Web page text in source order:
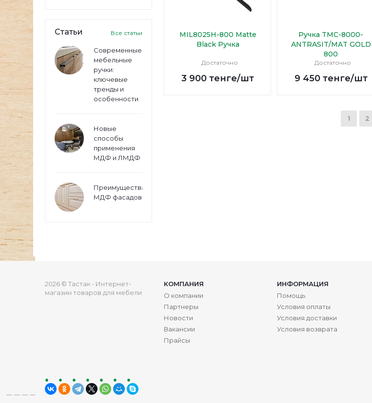
Статьи Все статьи
Современные
мебельные
ручки:
ключевые
тренды и
особенности
Новые
способы
применения
МДФ и ЛМДФ
Преимущества
МДФ фасадов
MIL8025H-800 Matte
Black Ручка
Достаточно
3 900 тенге/шт
Ручка TMC-8000-
ANTRASIT/MAT GOLD
800
Достаточно
9 450тенге/шт
1 2
2026 © Тастак - Интернет-
магазин товаров для мебели
КОМПАНИЯ ИНФОРМАЦИЯ
О компании
Партнеры
Новости
Вакансии
Прайсы
Помощь
Условия оплаты
Условия доставки
Условия возврата